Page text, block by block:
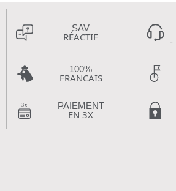
SAV
RÉACTIF -
100%
FRANCAIS
PAIEMENT
EN 3X